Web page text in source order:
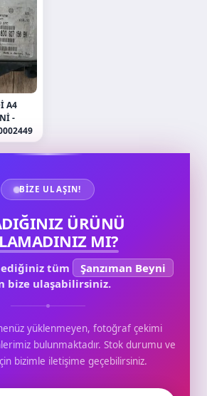
A4
-
BIZE ULAŞIN!
ÜRÜNÜ
MI?
tüm
Şanzıman Beyni
bize ulaşabilirsiniz.
yüklenmeyen, fotoğraf çekimi
bulunmaktadır. Stok durumu ve
bizimle iletişime geçebilirsiniz.